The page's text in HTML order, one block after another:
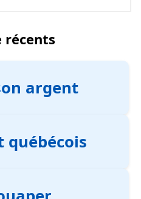
récents
argent
québécois